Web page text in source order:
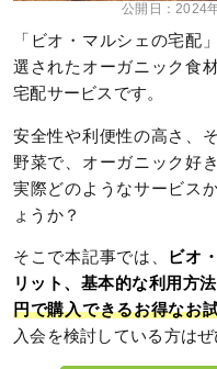
公開日：2024
「ビオ・マルシェの宅配
選されたオーガニック食
宅配サービスです。
安全性や利便性の高さ、
野菜で、オーガニック好
実際どのようなサービス
ょうか？
そこで本記事では、
ビオ
リット、基本的な利用方
円で購入できるお得なお
入会を検討している方は